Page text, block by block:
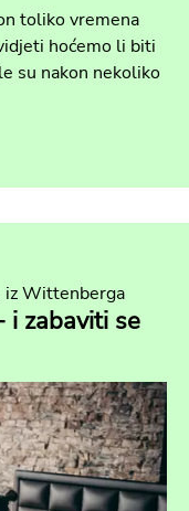
toliko vremena
hoćemo li biti
su nakon nekoliko
iz Wittenberga
i zabaviti se